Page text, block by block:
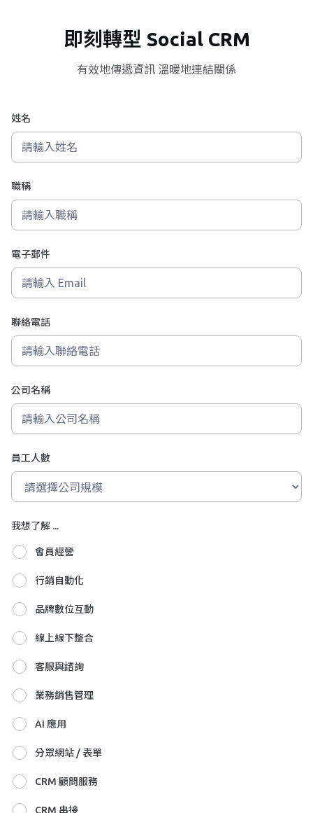
即刻轉型 Social CRM
有效地傳遞資訊 溫暖地連結關係
姓名
職稱
電子郵件
聯絡電話
公司名稱
員工人數
我想了解 ...
會員經營
行銷自動化
品牌數位互動
線上線下整合
客服與諮詢
業務銷售管理
AI 應用
分眾網站 / 表單
CRM 顧問服務
CRM 串接